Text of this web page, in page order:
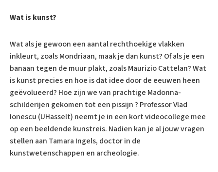
Wat is kunst?
Wat als je gewoon een aantal rechthoekige vlakken
inkleurt, zoals Mondriaan, maak je dan kunst? Of als je een
banaan tegen de muur plakt, zoals Maurizio Cattelan? Wat
is kunst precies en hoe is dat idee door de eeuwen heen
geëvolueerd? Hoe zijn we van prachtige Madonna-
schilderijen gekomen tot een pissijn ? Professor Vlad
Ionescu (UHasselt) neemt je in een kort videocollege mee
op een beeldende kunstreis. Nadien kan je al jouw vragen
stellen aan Tamara Ingels, doctor in de
kunstwetenschappen en archeologie.